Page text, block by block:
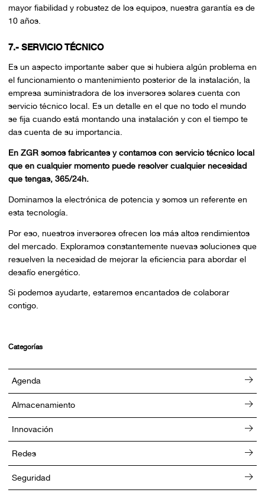
mayor fiabilidad y robustez de los equipos, nuestra garantía es de
10 años.
7.- SERVICIO TÉCNICO
Es un aspecto importante saber que si hubiera algún problema en
el funcionamiento o mantenimiento posterior de la instalación, la
empresa suministradora de los inversores solares cuenta con
servicio técnico local. Es un detalle en el que no todo el mundo
se fija cuando está montando una instalación y con el tiempo te
das cuenta de su importancia.
En ZGR somos fabricantes y contamos con servicio técnico local
que en cualquier momento puede resolver cualquier necesidad
que tengas, 365/24h.
Dominamos la electrónica de potencia y somos un referente en
esta tecnología.
Por eso, nuestros inversores ofrecen los más altos rendimientos
del mercado. Exploramos constantemente nuevas soluciones que
resuelven la necesidad de mejorar la eficiencia para abordar el
desafío energético.
Si podemos ayudarte, estaremos encantados de colaborar
contigo.
Categorías
Agenda
Almacenamiento
Innovación
Redes
Seguridad